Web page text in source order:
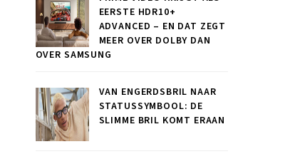
EERSTE HDR10+
ADVANCED – EN DAT ZEGT
MEER OVER DOLBY DAN
OVER SAMSUNG
VAN ENGERDSBRIL NAAR
STATUSSYMBOOL: DE
SLIMME BRIL KOMT ERAAN